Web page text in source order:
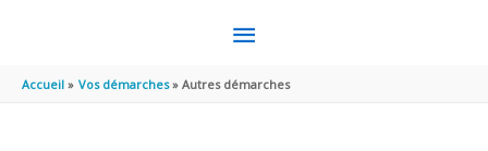
MENU
PRINCIPAL
Accueil Vos démarches Autres démarches